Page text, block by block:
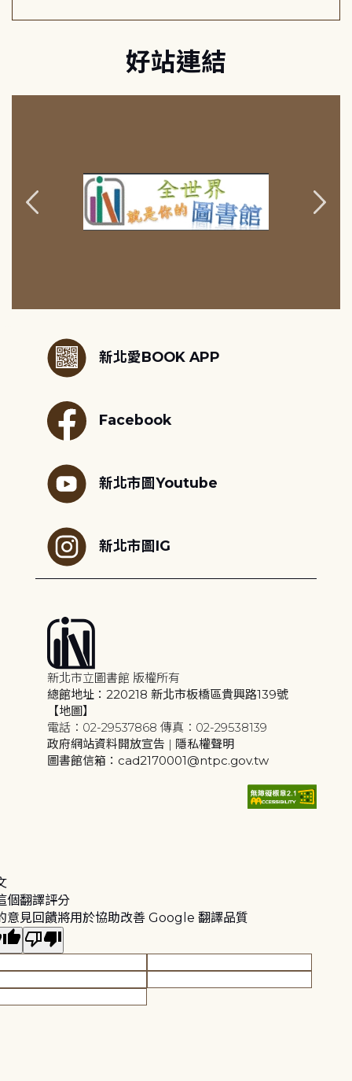
好站連結
新北愛BOOK APP
Facebook
新北市圖Youtube
新北市圖IG
新北市立圖書館 版權所有
總館地址：220218 新北市板橋區貴興路139號
【地圖】
電話：02-29537868 傳真：02-29538139
政府網站資料開放宣告 | 隱私權聲明
圖書館信箱：cad2170001@ntpc.gov.tw
個翻譯評分
意見回饋將用於協助改善 Google 翻譯品質